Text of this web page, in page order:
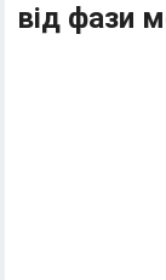
від фази